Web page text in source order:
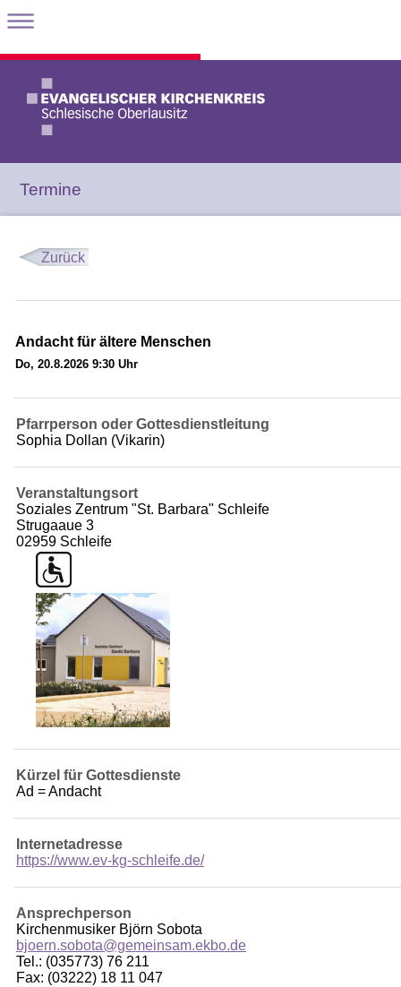
Termine
Zurück
Andacht für ältere Menschen
Do, 20.8.2026 9:30 Uhr
Pfarrperson oder Gottesdienstleitung
Sophia Dollan (Vikarin)
Veranstaltungsort
Soziales Zentrum "St. Barbara" Schleife
Strugaaue 3
02959 Schleife
Kürzel für Gottesdienste
Ad = Andacht
Internetadresse
https://www.ev-kg-schleife.de/
Ansprechperson
Kirchenmusiker Björn Sobota
bjoern.sobota@gemeinsam.ekbo.de
Tel.: (035773) 76 211
Fax: (03222) 18 11 047